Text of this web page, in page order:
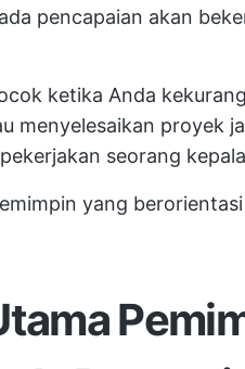
pencapaian akan
ketika Anda
menyelesaikan proyek
seorang
yang